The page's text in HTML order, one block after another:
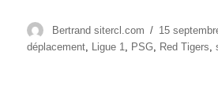
Auteur
Bertrand sitercl.com
Publié
le
15
déplacement, Ligue 1, PSG, Red Tigers,